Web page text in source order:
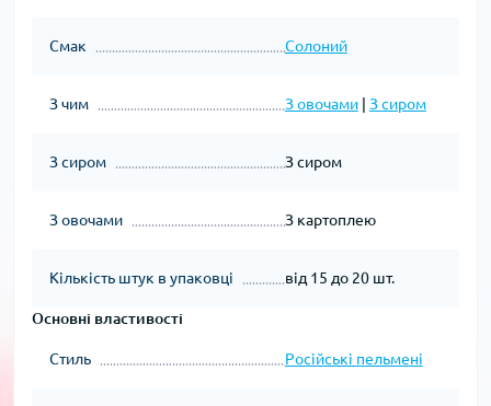
Смак Солоний
З чим З овочами| З сиром
З сиром З сиром
З овочами З картоплею
Кількість штук в упаковці від 15 до 20 шт.
Основні властивості
Стиль Російські пельмені